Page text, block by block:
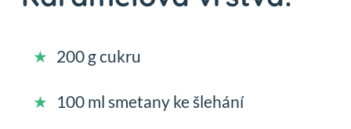
200 g cukru
100 ml smetany ke šlehání